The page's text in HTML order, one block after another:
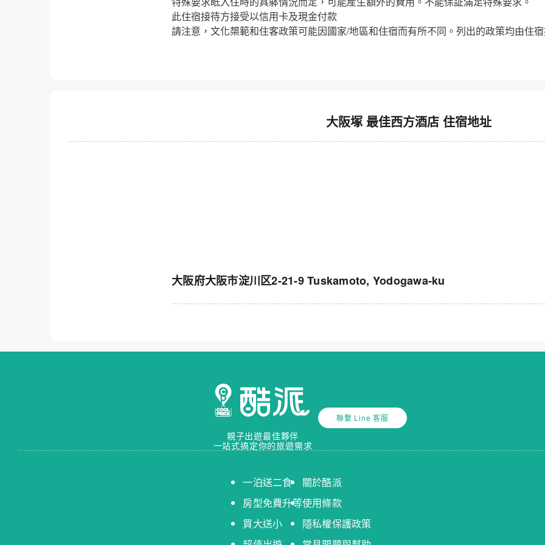
此住宿接待方接受以信用卡及現金付款
請注意，文化槼範和住客政策可能因國家/地區和住宿而有所不同。列出的政策均由住
大阪塚 最佳西方酒店 住宿地址
大阪府大阪市淀川区2-21-9 Tuskamoto, Yodogawa-ku
親子出遊最佳夥伴
一站式搞定你的旅遊需求
聯繫 Line 客服
一泊送二食
房型免費升等
買大送小
關於酷派
使用條款
隱私權保護政策